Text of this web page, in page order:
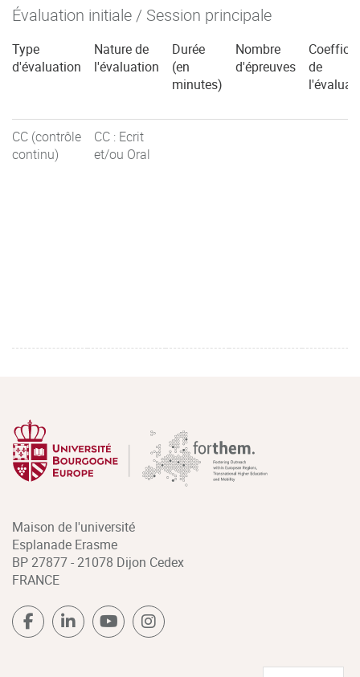
Évaluation initiale / Session principale
Type
d'évaluation
Nature de
l'évaluation
Durée
(en
minutes)
Nombre
d'épreuves
de
CC (contrôle
continu)
CC : Ecrit
et/ou Oral
Maison de l'université
Esplanade Erasme
BP 27877 - 21078 Dijon Cedex
FRANCE